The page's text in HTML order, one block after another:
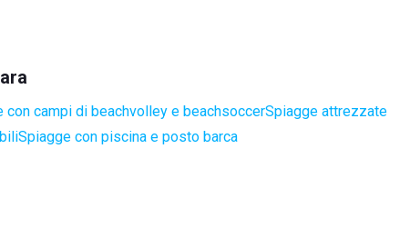
con campi di beachvolley e beachsoccerSpiagge attrezzate
Spiagge con piscina e posto barca